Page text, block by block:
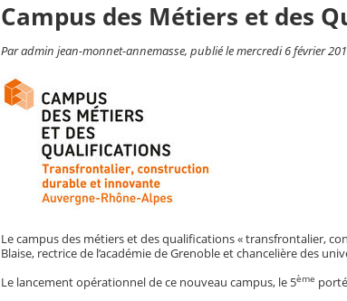
Campus des Métiers et des
Par admin jean-monnet-annemasse, publié le mercredi 6 février
Le campus des métiers et des qualifications « transfrontalier,
Blaise, rectrice de l’académie de Grenoble et chancelière des
Le lancement opérationnel de ce nouveau campus, le 5ème